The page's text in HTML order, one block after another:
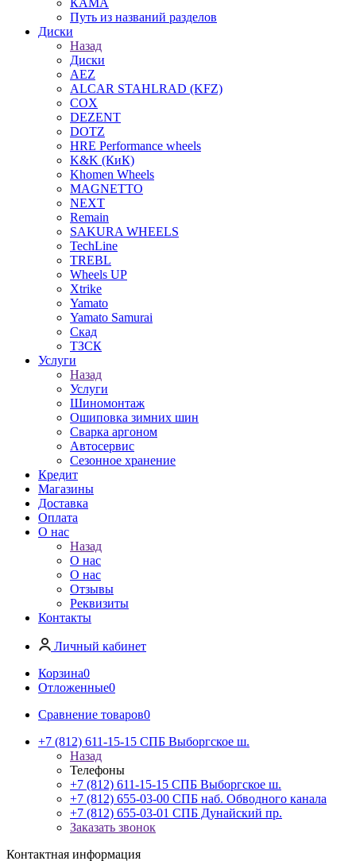
Путь из названий разделов
Диски
Назад
Диски
AEZ
ALCAR STAHLRAD (KFZ)
COX
DEZENT
DOTZ
HRE Performance wheels
K&K (КиК)
Khomen Wheels
MAGNETTO
NEXT
Remain
SAKURA WHEELS
TechLine
TREBL
Wheels UP
Xtrike
Yamato
Yamato Samurai
Скад
ТЗСК
Услуги
Назад
Услуги
Шиномонтаж
Ошиповка зимних шин
Сварка аргоном
Автосервис
Сезонное хранение
Кредит
Магазины
Доставка
Оплата
О нас
Назад
О нас
О нас
Отзывы
Реквизиты
Контакты
Личный кабинет
Корзина0
Отложенные0
Сравнение товаров0
+7 (812) 611-15-15 СПБ Выборгское ш.
Назад
Телефоны
+7 (812) 611-15-15 СПБ Выборгское ш.
+7 (812) 655-03-00 СПБ наб. Обводного канала
+7 (812) 655-03-01 СПБ Дунайский пр.
Заказать звонок
Контактная информация